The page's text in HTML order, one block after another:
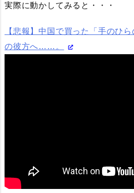
実際に動かしてみると・・・
【悲報】中国で買った「手のひ
の彼方へ……。